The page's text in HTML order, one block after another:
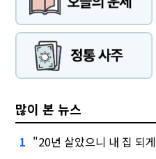
많이 본 뉴스
1 "20년 살았으니 내 집 되